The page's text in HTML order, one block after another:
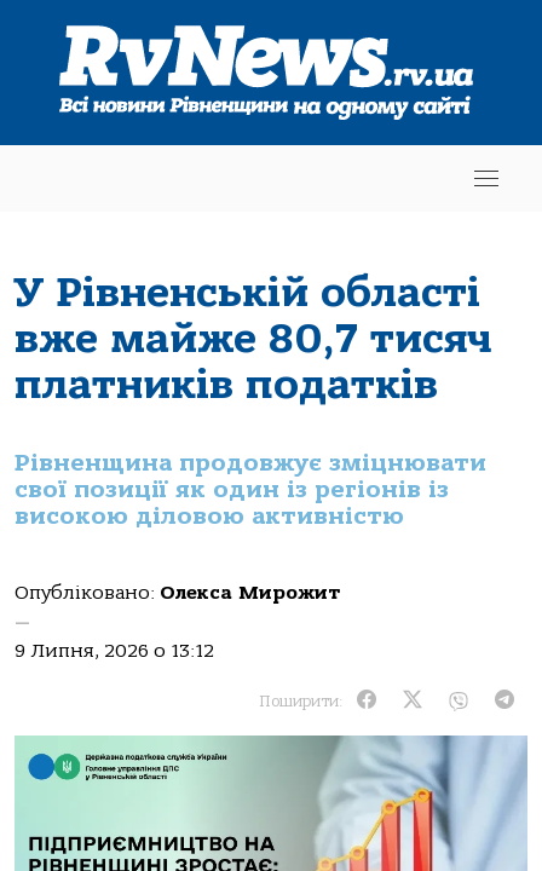
У Рівненській області
вже майже 80,7 тисяч
платників податків
Рівненщина продовжує зміцнювати
свої позиції як один із регіонів із
високою діловою активністю
Опубліковано: Олекса Мирожит
—
9 Липня, 2026 о 13:12
Поширити: